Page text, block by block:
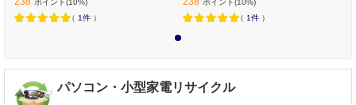
ポイント(10%)
（ 1件 ）
ポイント(10%)
（ 1件 ）
パソコン・小型家電リサイクル